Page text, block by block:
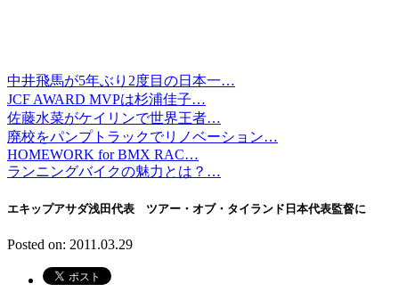
中井飛馬が5年ぶり2度目の日本一…
JCF AWARD MVPは杉浦佳子…
佐藤水菜がケイリンで世界王者…
廃校をパンプトラックでリノベーション…
HOMEWORK for BMX RAC…
ランニングバイクの魅力とは？…
エキップアサダ浅田代表 ツアー・オブ・タイランド日本代表監督に
Posted on: 2011.03.29